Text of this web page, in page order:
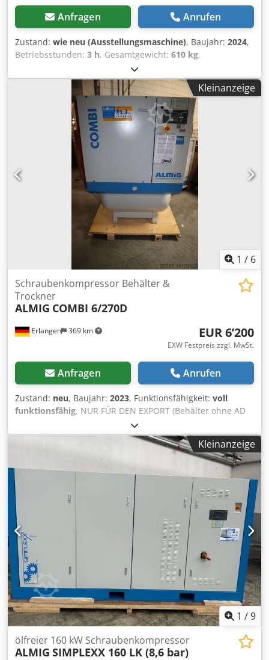
Anfragen Anrufen
Zustand: wie neu (Ausstellungsmaschine), Baujahr: 2024,
Betriebsstunden: 3 h, Gesamtgewicht: 610 kg,
, Gesamtbreite:
Gesamthöhe:1’520 mm, Schraubenkompressor ALMIG
BELT XP 16 - 10 bar (luftgekühlt) Bj. 2024 / SOFORT
VERFÜGBAR ! Technische Daten Typ : BELT XP 16
Betriebsüberdruck : 10 bar(ue) Liefermenge, nach ISO 1217
Anhang C : 2,13 m³/min Schutzart / Isolationsklasse
Antriebsmotor : IP 55/ISO F Nennleistung Antriebsmotor :
15 kW Betriebsspannung / Frequenz : 400/50 V/Hz Cjdpfx
Anetuc Drozeha Schalldruckpegel (DIN 45635 T.13) : 73
dB(A) Länge : 1250 mm Breite : 880 mm Höhe : 1515 mm
Gewicht : 610 kg Druckluftanschluss : G 1" Besuchen Sie
unser Ladenlokal in Erlangen. Wir haben immer eine große
Auswahl an neuen und gebrauchten Kompressoren auf
Lager. Für Neumaschinen bieten wir Leasing unserer
Hausbank mit einer wirklich einfachen Abwicklung an.
Kleinanzeige
1 / 6
Erlangen 369 km
Schraubenkompressor Behälter &
Trockner
ALMIG COMBI 6/270D
EUR 6’200
EXW Festpreis zzgl. MwSt.
Anfragen Anrufen
Zustand: neu, Baujahr: 2023, Funktionsfähigkeit: voll
funktionsfähig, NUR FÜR DEN EXPORT (Behälter ohne AD
2000 Abnahme !): Neuer ALMIG COMBI 6/270 D
Schraubenkompressor mit integriertem Kältetrockner (mit
zeitgesteuertem Ableiter) mit 270 Liter Behälter (mit CE
Abnahme) Chsdeumwv Tepfx Anzoa mit Aircontrol Basic
Steuerung Bj.: 2023 Betriebsstunden: 0 Bh Versand gegen
Aufpreis möglich ! Technische Daten Typ : COMBI 6/270D
Betriebsüberdruck : 8 bar(ue) Liefermenge, nach ISO 1217
Anhang C : 0,82 m³/min Schutzart / Isolationsklasse
Antriebsmotor : IP 55/ F Nennleistung Antriebsmotor : 5,5
kW Betriebsspannung / Frequenz : 400/50 V/Hz
Schalldruckpegel (DIN 45635 T.13) : 63 dB(A) Länge : 1180
mm Breite : 770 mm Höhe : 1680 mm Gewicht : 455 kg
Druckluftanschluss : G 3/4" Besuchen Sie unser
Ladengeschäft. Wir haben immer eine große Auswahl an
neuen und gebrauchten Kompressoren auf Lager! Sofort
verfügbar.
Kleinanzeige
1 /9
ölfreier 160 kW Schraubenkompressor
ALMIG SIMPLEXX 160 LK (8,6 bar)